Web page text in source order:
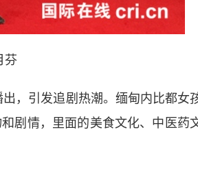
芬
，引发追剧热潮。缅甸内比都女
剧情，里面的美食文化、中医药